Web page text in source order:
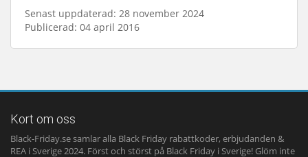
Senast uppdaterad: 28 november 2024
Publicerad: 04 april 2016
Kort om oss
Black-Friday.se samlar alla Black Friday rabattkoder, erbjudanden &
REA i Sverige 2024. Först och störst på Black Friday i Sverige! Glöm inte